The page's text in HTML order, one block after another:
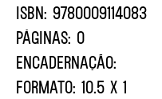
ISBN: 9780009114083
PÁGINAS: 0
ENCADERNAÇÃO:
FORMATO: 10.5 X 1